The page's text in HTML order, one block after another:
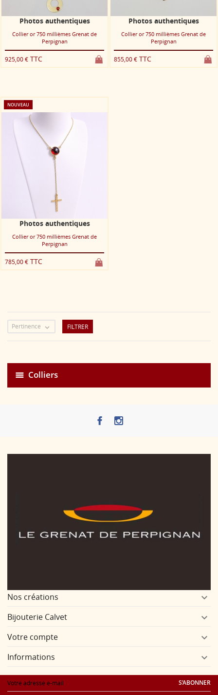
Colliers
Photos authentiques
Collier or 750 millièmes Grenat de
Perpignan
925,00 € TTC
Photos authentiques
Collier or 750 millièmes Grenat de
Perpignan
855,00 € TTC
Photos authentiques
NOUVEAU
Collier or 750 millièmes Grenat de
Perpignan
785,00 € TTC
Pertinence  FILTRER
Nos créations 
Bijouterie Calvet 
Votre compte 
Informations 
S’ABONNER